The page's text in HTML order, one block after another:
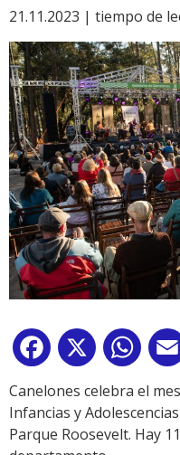
21.11.2023 | tiempo de
Facebook
X
Canelones celebra el
Infancias y
Parque Roosevelt. Hay